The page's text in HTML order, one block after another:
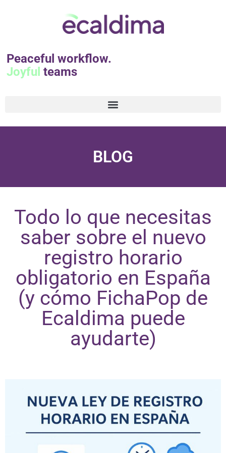
Peaceful workflow.
Joyful teams
BLOG
Todo lo que necesitas
saber sobre el nuevo
registro horario
obligatorio en España
(y cómo FichaPop de
Ecaldima puede
ayudarte)